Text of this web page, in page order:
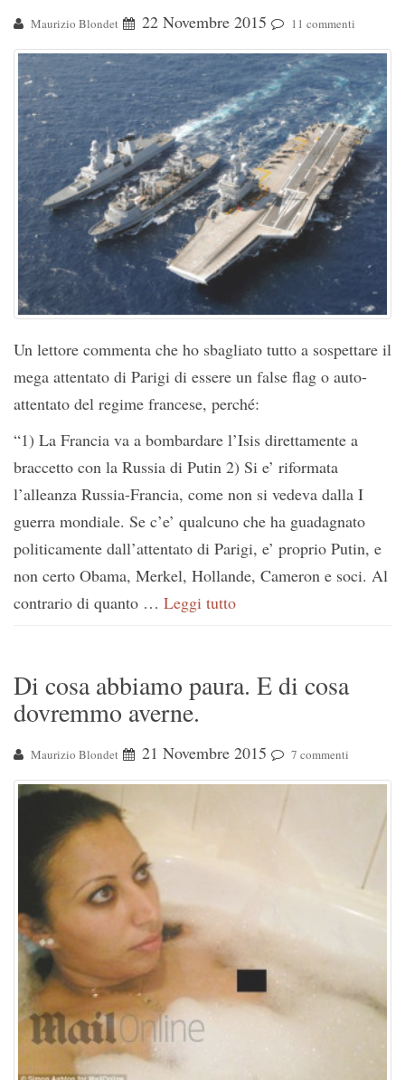
Maurizio Blondet 22 Novembre 2015 11 commenti
Un lettore commenta che ho sbagliato tutto a sospettare il
mega attentato di Parigi di essere un false flag o auto-
attentato del regime francese, perché:
“1) La Francia va a bombardare l’Isis direttamente a
braccetto con la Russia di Putin 2) Si e’ riformata
l’alleanza Russia-Francia, come non si vedeva dalla I
guerra mondiale. Se c’e’ qualcuno che ha guadagnato
politicamente dall’attentato di Parigi, e’ proprio Putin, e
non certo Obama, Merkel, Hollande, Cameron e soci. Al
contrario di quanto … Leggi tutto
Di cosa abbiamo paura. E di cosa
dovremmo averne.
Maurizio Blondet 21 Novembre 2015 7 commenti